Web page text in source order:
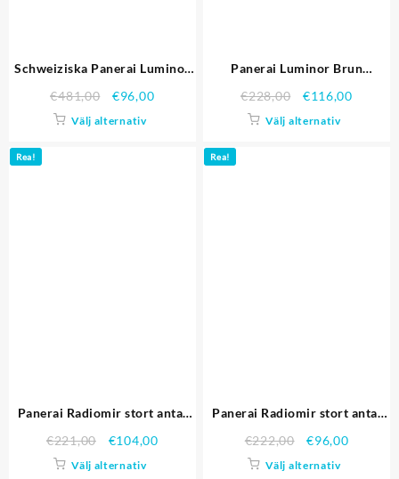
Schweiziska Panerai Luminor
Black Case Brun läderrem
Replika Klockor
€481,00 €96,00
Välj alternativ
Panerai Luminor Brun
€228,00 €116,00
Välj alternativ
Rea!
Panerai Radiomir stort antal
€221,00 €104,00
Välj alternativ
Rea!
Panerai Radiomir stort antal
€222,00 €96,00
Välj alternativ